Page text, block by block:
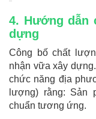
4. Hướng dẫn
dựng
Công bố chất
nhận vữa xây
chức năng địa
lượng) rằng: Sản
chuẩn tương ứng.